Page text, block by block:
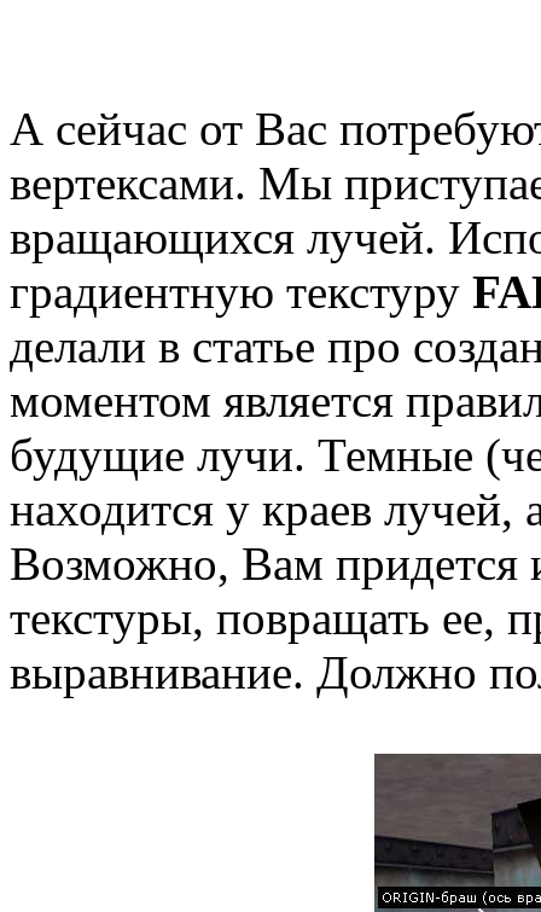
А сейчас от Вас
вертексами. Мы
вращающихся лучей.
градиентную текстуру
делали в статье про
моментом является
будущие лучи. Темные
находится у краев лучей,
Возможно, Вам придется
текстуры, повращать ее,
выравнивание. Должно